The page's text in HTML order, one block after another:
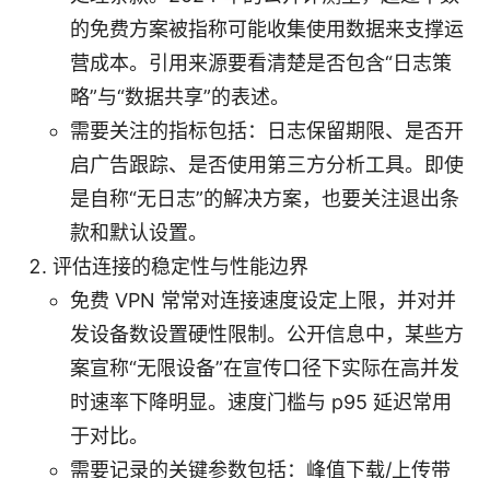
的免费方案被指称可能收集使用数据来支撑运
营成本。引用来源要看清楚是否包含“日志策
略”与“数据共享”的表述。
需要关注的指标包括：日志保留期限、是否开
启广告跟踪、是否使用第三方分析工具。即使
是自称“无日志”的解决方案，也要关注退出条
款和默认设置。
评估连接的稳定性与性能边界
免费 VPN 常常对连接速度设定上限，并对并
发设备数设置硬性限制。公开信息中，某些方
案宣称“无限设备”在宣传口径下实际在高并发
时速率下降明显。速度门槛与 p95 延迟常用
于对比。
需要记录的关键参数包括：峰值下载/上传带